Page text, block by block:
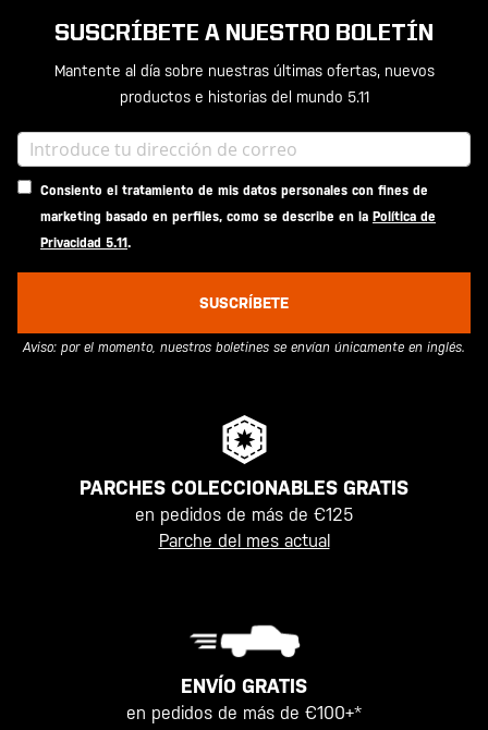
SUSCRÍBETE A NUESTRO BOLETÍN
Mantente al día sobre nuestras últimas ofertas, nuevos
productos e historias del mundo 5.11
Consiento el tratamiento de mis datos personales con fines de
marketing basado en perfiles, como se describe en la Política de
Privacidad 5.11.
SUSCRÍBETE
Aviso: por el momento, nuestros boletines se envían únicamente en inglés.
PARCHES COLECCIONABLES GRATIS
en pedidos de más de €125
Parche del mes actual
ENVÍO GRATIS
en pedidos de más de €100+*